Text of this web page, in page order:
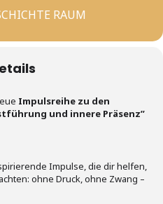
RAUM
Impulsreihe zu den
und innere Präsenz”
Impulse, die dir helfen,
ohne Druck, ohne Zwang –